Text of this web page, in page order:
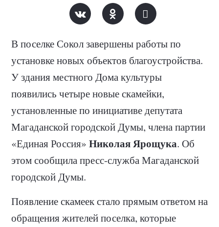
В поселке Сокол завершены работы по
установке новых объектов благоустройства.
У здания местного Дома культуры
появились четыре новые скамейки,
установленные по инициативе депутата
Магаданской городской Думы, члена партии
«Единая Россия» Николая Ярощука. Об
этом сообщила пресс-служба Магаданской
городской Думы.
Появление скамеек стало прямым ответом на
обращения жителей поселка, которые